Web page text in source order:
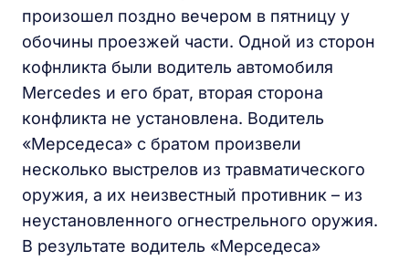
произошел поздно вечером в пятницу у
обочины проезжей части. Одной из сторон
кофнликта были водитель автомобиля
Mercedes и его брат, вторая сторона
конфликта не установлена. Водитель
«Мерседеса» с братом произвели
несколько выстрелов из травматического
оружия, а их неизвестный противник – из
неустановленного огнестрельного оружия.
В результате водитель «Мерседеса»